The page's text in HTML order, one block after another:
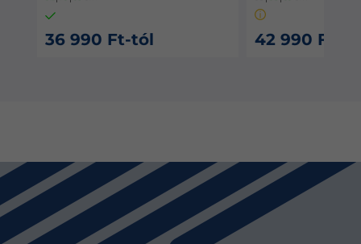
42 990 Ft-tól